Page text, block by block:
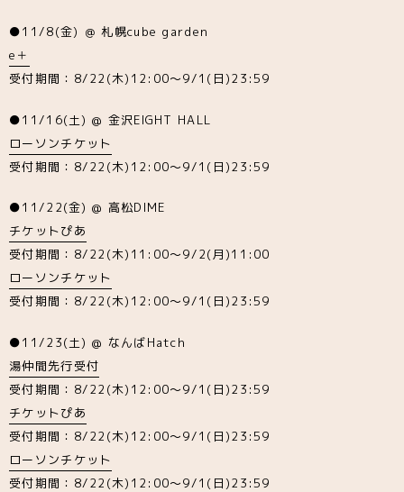
●11/8(金) ＠ 札幌cube garden
e＋
受付期間：8/22(木)12:00～9/1(日)23:59
●11/16(土) @ 金沢EIGHT HALL
ローソンチケット
受付期間：8/22(木)12:00～9/1(日)23:59
●11/22(金) @ 高松DIME
チケットぴあ
受付期間：8/22(木)11:00～9/2(月)11:00
ローソンチケット
受付期間：8/22(木)12:00～9/1(日)23:59
●11/23(土) @ なんばHatch
湯仲間先行受付
受付期間：8/22(木)12:00～9/1(日)23:59
チケットぴあ
受付期間：8/22(木)12:00～9/1(日)23:59
ローソンチケット
受付期間：8/22(木)12:00～9/1(日)23:59